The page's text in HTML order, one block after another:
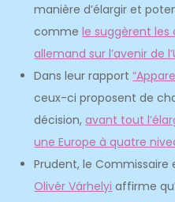
manière d’élargir et
commele suggèrent les
allemand sur l’avenir de
Dans leur rapport
ceux-ci proposent de
décision,avant tout
une Europe à quatre
Prudent, le Commissaire
Olivér Várhelyi affirme